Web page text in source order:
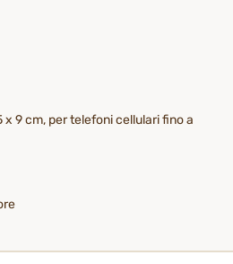
9 cm, per telefoni cellulari fino a